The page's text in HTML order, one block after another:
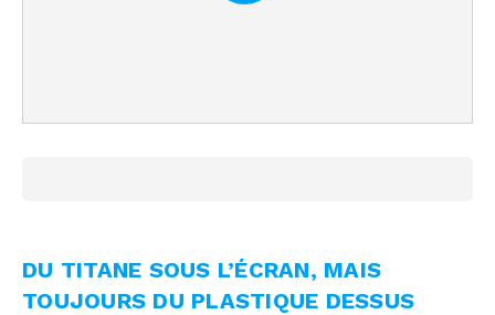
DU TITANE SOUS L’ÉCRAN, MAIS
TOUJOURS DU PLASTIQUE DESSUS